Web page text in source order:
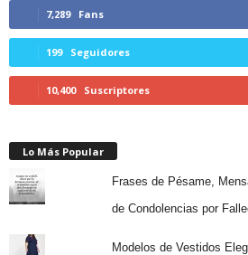
7,289 Fans
199 Seguidores
10,400 Suscriptores
Lo Más Popular
Frases de Pésame,
de Condolencias por
Modelos de Vestidos